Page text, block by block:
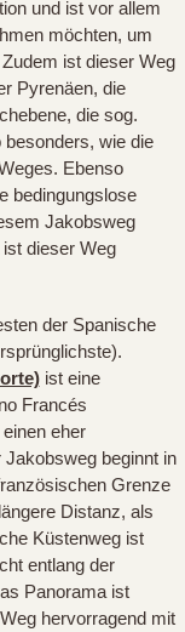
und ist vor allem
möchten, um
ist dieser Weg
Pyrenäen, die
die sog.
wie die
Ebenso
bedingungslose
Jakobsweg
dieser Weg
der Spanische
ist eine
Francés
eher
beginnt in
Grenze
Distanz, als
Küstenweg ist
entlang der
Panorama ist
hervorragend mit